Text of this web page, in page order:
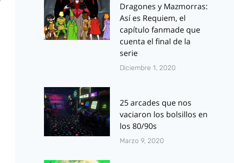
Dragones y Mazmorras:
Así es Requiem, el
capítulo fanmade que
cuenta el final de la
serie
Diciembre 1, 2020
25 arcades que nos
vaciaron los bolsillos en
los 80/90s
Marzo 9, 2020